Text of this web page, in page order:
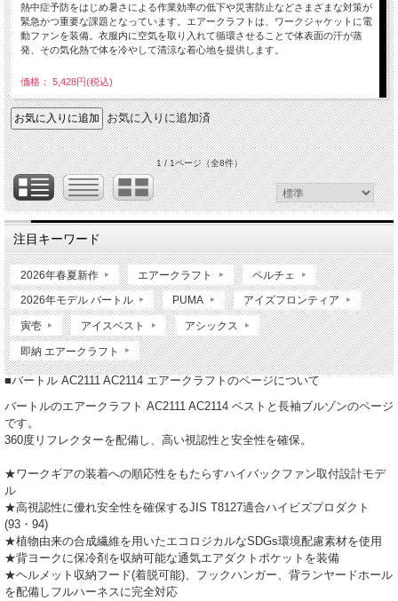
熱中症予防をはじめ暑さによる作業効率の低下や災害防止などさまざまな対策が
緊急かつ重要な課題となっています。エアークラフトは、ワークジャケットに電
動ファンを装備。衣服内に空気を取り入れて循環させることで体表面の汗が蒸
発、その気化熱で体を冷やして清涼な着心地を提供します。
価格： 5,428円(税込)
お気に入りに追加済
1 / 1ページ（全8件）
注目キーワード
2026年春夏新作 エアークラフト ペルチェ
2026年モデル バートル PUMA アイズフロンティア
寅壱 アイスベスト アシックス
即納 エアークラフト
■バートル AC2111 AC2114 エアークラフトのページについて
バートルのエアークラフト AC2111 AC2114 ベストと長袖ブルゾンのページ
です。
360度リフレクターを配備し、高い視認性と安全性を確保。
★ワークギアの装着への順応性をもたらすハイバックファン取付設計モデ
ル
★高視認性に優れ安全性を確保するJIS T8127適合ハイビズプロダクト
(93・94)
★植物由来の合成繊維を用いたエコロジカルなSDGs環境配慮素材を使用
★背ヨークに保冷剤を収納可能な通気エアダクトポケットを装備
★ヘルメット収納フード(着脱可能)、フックハンガー、背ランヤードホール
を配備しフルハーネスに完全対応